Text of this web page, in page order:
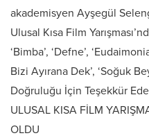
akademisyen Ayşegül
Ulusal Kısa Film
‘Bimba’, ‘Defne’,
Bizi Ayırana Dek’, ‘Soğuk
Doğruluğu İçin Teşekkür
ULUSAL KISA FİLM
OLDU